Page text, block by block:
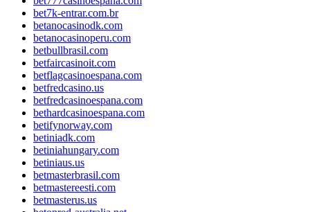
bet7k-entrar.com.br
betanocasinodk.com
betanocasinoperu.com
betbullbrasil.com
betfaircasinoit.com
betflagcasinoespana.com
betfredcasino.us
betfredcasinoespana.com
bethardcasinoespana.com
betifynorway.com
betiniadk.com
betiniahungary.com
betiniaus.us
betmasterbrasil.com
betmastereesti.com
betmasterus.us